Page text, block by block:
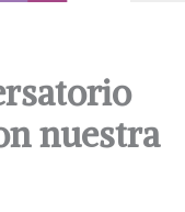
nuestra